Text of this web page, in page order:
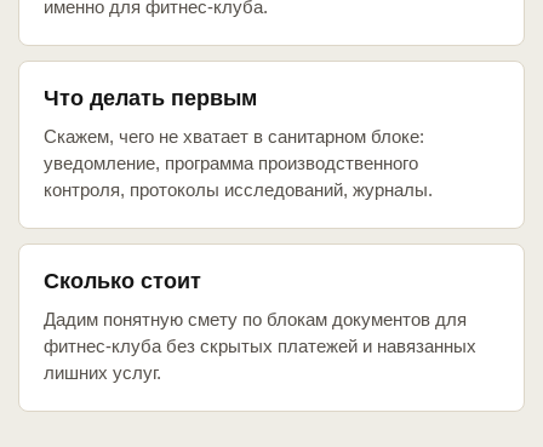
именно для фитнес-клуба.
Что делать первым
Скажем, чего не хватает в санитарном блоке:
уведомление, программа производственного
контроля, протоколы исследований, журналы.
Сколько стоит
Дадим понятную смету по блокам документов для
фитнес-клуба без скрытых платежей и навязанных
лишних услуг.